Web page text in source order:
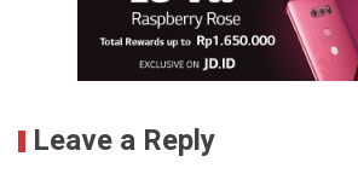
Leave a Reply